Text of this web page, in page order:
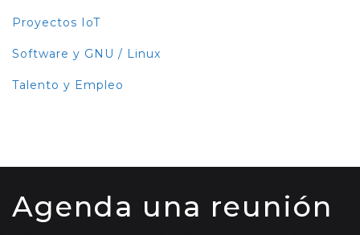
Proyectos IoT
Software y GNU / Linux
Talento y Empleo
Agenda una reunión